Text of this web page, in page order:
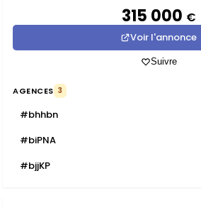
315 000 €
Voir l'annonce
Suivre
AGENCES 3
#bhhbn
#biPNA
#bjjKP